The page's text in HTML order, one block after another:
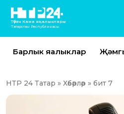
Түбән Кама яңалыклары
Татарстан Республикасы
Барлык яңалыклар
НТР 24 Татар » Хәбәрләр » бит 7